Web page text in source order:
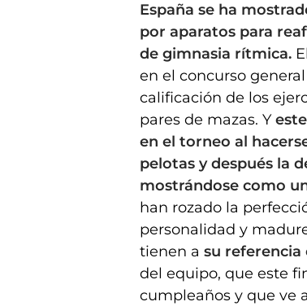
España se ha
por aparatos para
de gimnasia rítmica.
en el concurso
calificación de los
pares de mazas. Y
en el torneo al
pelotas y después la
mostrándose como
han rozado la
personalidad y
tienen a su referencia
del equipo, que este
cumpleaños y que ve